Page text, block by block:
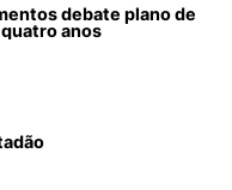
debate plano de
anos